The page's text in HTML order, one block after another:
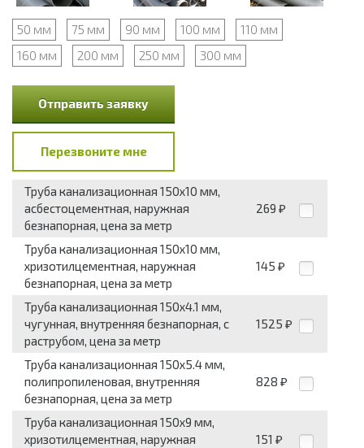
50 мм 75 мм 90 мм 100 мм
110 мм
160 мм
200 мм 250 мм 300 мм
Отправить заявку
Перезвоните мне
Труба канализационная 150x10 мм,
асбестоцементная, наружная
безнапорная, цена за метр
269 ₽
Труба канализационная 150x10 мм,
хризотилцементная, наружная
безнапорная, цена за метр
145 ₽
Труба канализационная 150x4.1 мм,
чугунная, внутренняя безнапорная, с
раструбом, цена за метр
1525 ₽
Труба канализационная 150x5.4 мм,
полипропиленовая, внутренняя
безнапорная, цена за метр
828 ₽
Труба канализационная 150x9 мм,
хризотилцементная, наружная
151 ₽